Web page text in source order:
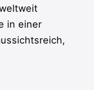
in einer